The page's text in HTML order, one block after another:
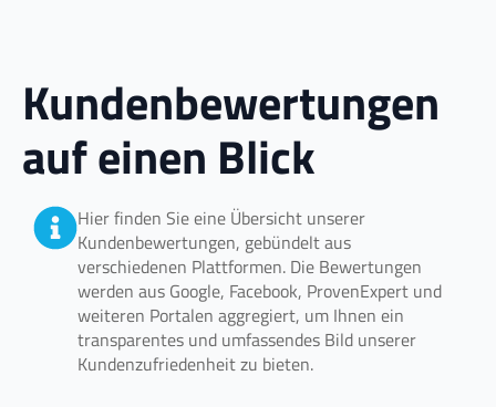
Kundenbewertungen
auf einen Blick
Hier finden Sie eine Übersicht unserer
Kundenbewertungen, gebündelt aus
verschiedenen Plattformen. Die Bewertungen
werden aus Google, Facebook, ProvenExpert und
weiteren Portalen aggregiert, um Ihnen ein
transparentes und umfassendes Bild unserer
Kundenzufriedenheit zu bieten.